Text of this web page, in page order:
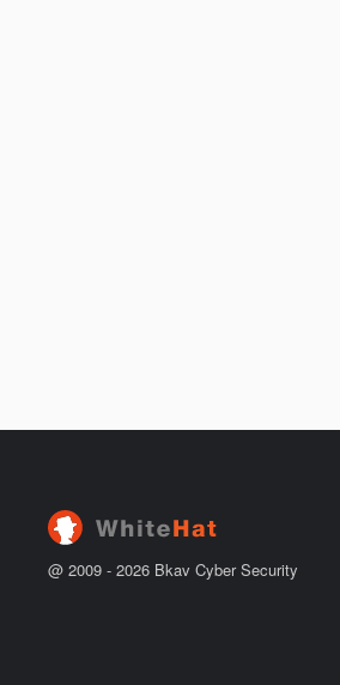
@ 2009 - 2026 Bkav Cyber Security